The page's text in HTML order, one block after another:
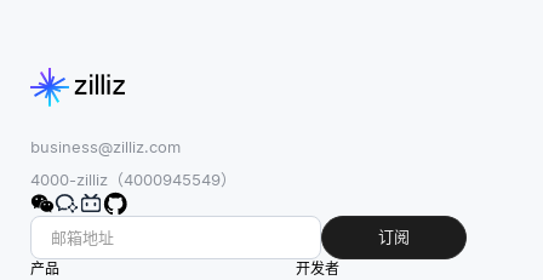
business@zilliz.com
4000-zilliz（4000945549）
订阅
产品
开发者